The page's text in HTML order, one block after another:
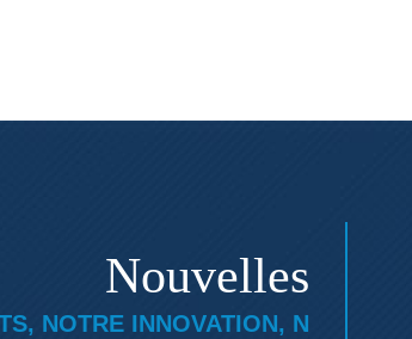
Nouvelles
NOTRE INNOVATION, N